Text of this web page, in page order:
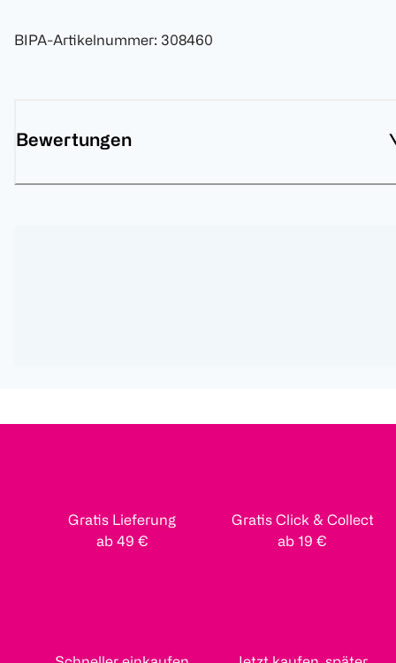
BIPA-Artikelnummer: 308460
Bewertungen
Gratis Lieferung
ab 49 €
Gratis Click & Collect
ab 19 €